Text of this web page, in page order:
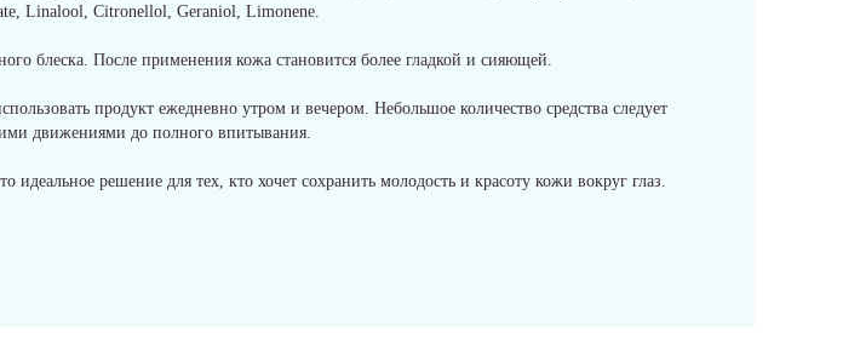
Linalool, Citronellol, Geraniol, Limonene.
блеска. После применения кожа становится более гладкой и сияющей.
продукт ежедневно утром и вечером. Небольшое количество средства следует
движениями до полного впитывания.
решение для тех, кто хочет сохранить молодость и красоту кожи вокруг глаз.